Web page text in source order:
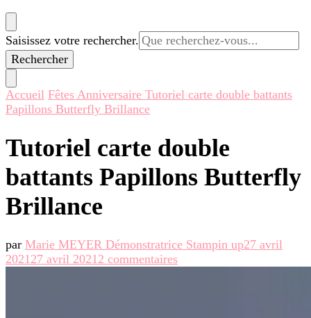
Vous
recherchiez
quelque
Saisissez votre rechercher.
Accueil Fêtes Anniversaire Tutoriel carte double battants
Papillons Butterfly Brillance
Tutoriel carte double
battants Papillons Butterfly
Brillance
par Marie MEYER Démonstratrice Stampin up27 avril
202127 avril 20212 commentairessur